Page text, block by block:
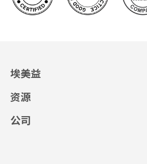
埃美益
资源
公司